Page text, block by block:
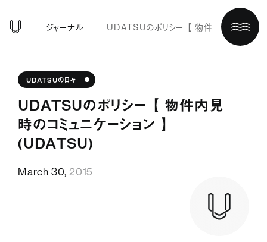
ジャーナル ＵＤＡＴＳＵのポリシー 【 物件内見時のコミ
UDATSUの日々
ＵＤＡＴＳＵのポリシー 【 物件内見
時のコミュニケーション 】
（UDATSU）
March 30,2015